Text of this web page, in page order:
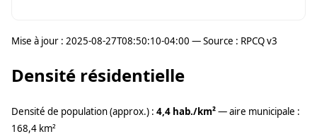
Mise à jour : 2025-08-27T08:50:10-04:00 — Source : RPCQ v3
Densité résidentielle
Densité de population (approx.) : 4,4 hab./km²— aire municipale :
168,4 km²